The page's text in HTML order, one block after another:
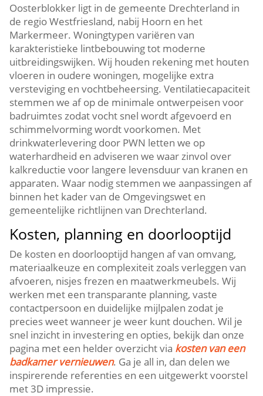
Oosterblokker ligt in de gemeente Drechterland in
de regio Westfriesland, nabij Hoorn en het
Markermeer.​ Woningtypen variëren van
karakteristieke lintbebouwing tot moderne
uitbreidingswijken.​ Wij houden rekening met houten
vloeren in oudere woningen, mogelijke extra
versteviging en vochtbeheersing.​ Ventilatiecapaciteit
stemmen we af op de minimale ontwerpeisen voor
badruimtes zodat vocht snel wordt afgevoerd en
schimmelvorming wordt voorkomen.​ Met
drinkwaterlevering door PWN letten we op
waterhardheid en adviseren we waar zinvol over
kalkreductie voor langere levensduur van kranen en
apparaten.​ Waar nodig stemmen we aanpassingen af
binnen het kader van de Omgevingswet en
gemeentelijke richtlijnen van Drechterland.​
Kosten, planning en doorlooptijd
De kosten en doorlooptijd hangen af van omvang,
materiaalkeuze en complexiteit zoals verleggen van
afvoeren, nisjes frezen en maatwerkmeubels.​ Wij
werken met een transparante planning, vaste
contactpersoon en duidelijke mijlpalen zodat je
precies weet wanneer je weer kunt douchen.​ Wil je
snel inzicht in investering en opties, bekijk dan onze
pagina met een helder overzicht via kosten van een
badkamer vernieuwen.​ Ga je all in, dan delen we
inspirerende referenties en een uitgewerkt voorstel
met 3D impressie.​